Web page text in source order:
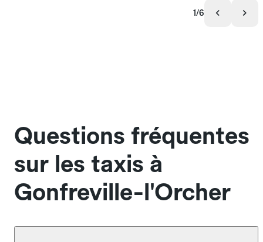
1/6
Questions fréquentes
sur les taxis à
Gonfreville-l'Orcher